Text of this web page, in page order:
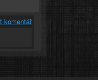
komentář